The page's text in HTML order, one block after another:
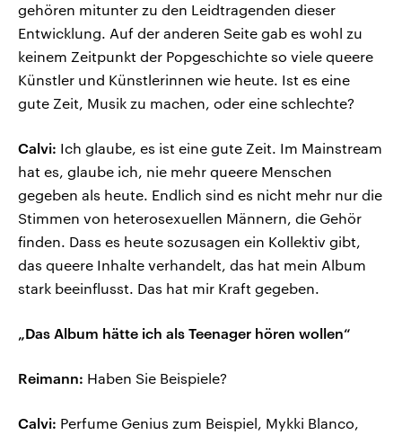
gehören mitunter zu den Leidtragenden dieser
Entwicklung. Auf der anderen Seite gab es wohl zu
keinem Zeitpunkt der Popgeschichte so viele queere
Künstler und Künstlerinnen wie heute. Ist es eine
gute Zeit, Musik zu machen, oder eine schlechte?
Calvi: Ich glaube, es ist eine gute Zeit. Im Mainstream
hat es, glaube ich, nie mehr queere Menschen
gegeben als heute. Endlich sind es nicht mehr nur die
Stimmen von heterosexuellen Männern, die Gehör
finden. Dass es heute sozusagen ein Kollektiv gibt,
das queere Inhalte verhandelt, das hat mein Album
stark beeinflusst. Das hat mir Kraft gegeben.
„Das Album hätte ich als Teenager hören wollen“
Reimann: Haben Sie Beispiele?
Calvi: Perfume Genius zum Beispiel, Mykki Blanco,